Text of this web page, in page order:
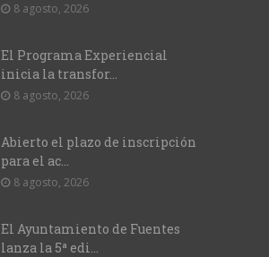
8 agosto, 2026
El Programa Experiencial
inicia la transfor...
8 agosto, 2026
Abierto el plazo de inscripción
para el ac...
8 agosto, 2026
El Ayuntamiento de Fuentes
lanza la 5ª edi...